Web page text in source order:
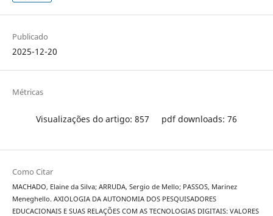
Publicado
2025-12-20
Métricas
Visualizações do artigo: 857 pdf downloads: 76
Como Citar
MACHADO, Elaine da Silva; ARRUDA, Sergio de Mello; PASSOS, Marinez
Meneghello. AXIOLOGIA DA AUTONOMIA DOS PESQUISADORES
EDUCACIONAIS E SUAS RELAÇÕES COM AS TECNOLOGIAS DIGITAIS: VALORES